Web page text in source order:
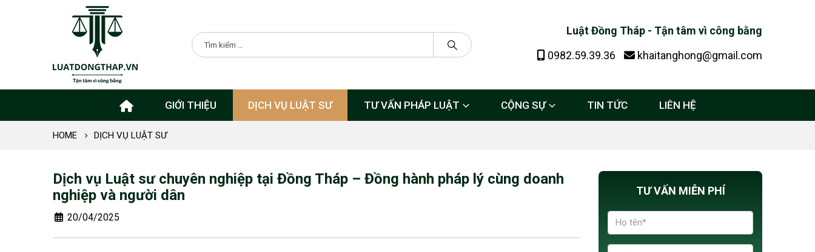
Luật Đồng Tháp - Tận tâm vì công bằng
0982.59.39.36
khaitanghong@gmail.com
GIỚI THIỆU DỊCH VỤ LUẬT SƯ TƯ VẤN PHÁP LUẬT CỘNG SỰ TIN TỨC LIÊN HỆ
HOME DỊCH VỤ LUẬT SƯ
Dịch vụ Luật sư chuyên nghiệp tại Đồng Tháp – Đồng hành pháp lý cùng doanh
nghiệp và người dân
20/04/2025
TƯ VẤN MIỄN PHÍ